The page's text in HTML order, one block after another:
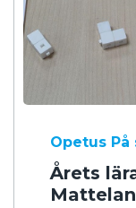
Opetus På
Årets